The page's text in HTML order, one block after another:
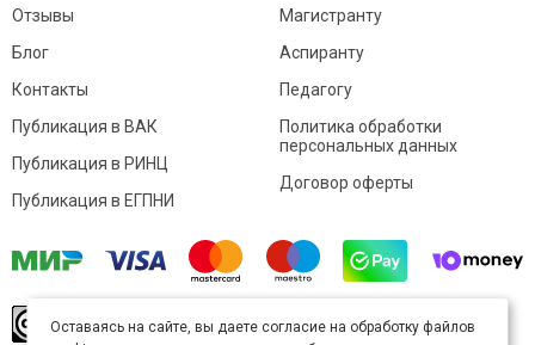
Отзывы
Блог
Контакты
Магистранту
Аспиранту
Педагогу
Публикация в ВАК
Публикация в РИНЦ
Публикация в ЕГПНИ
Политика обработки
персональных данных
Договор оферты
произведение доступно полицензии Creative
Оставаясь на сайте, вы даете согласие на обработку файлов